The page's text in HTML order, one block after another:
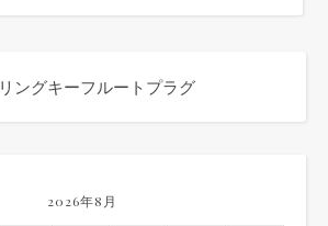
リングキーフルートプラグ
2026年8月